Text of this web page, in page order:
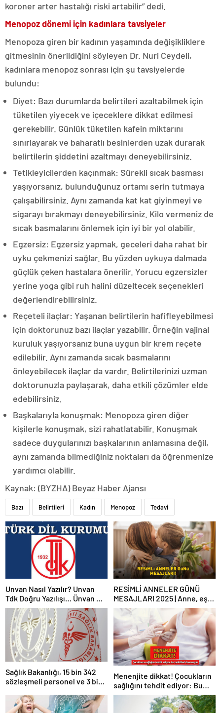
koroner arter hastalığı riski artabilir” dedi.
Menopoz dönemi için kadınlara tavsiyeler
Menopoza giren bir kadının yaşamında değişikliklere
gitmesinin önerildiğini söyleyen Dr. Nuri Ceydeli,
kadınlara menopoz sonrası için şu tavsiyelerde
bulundu:
Diyet: Bazı durumlarda belirtileri azaltabilmek için
tüketilen yiyecek ve içeceklere dikkat edilmesi
gerekebilir. Günlük tüketilen kafein miktarını
sınırlayarak ve baharatlı besinlerden uzak durarak
belirtilerin şiddetini azaltmayı deneyebilirsiniz.
Tetikleyicilerden kaçınmak: Sürekli sıcak basması
yaşıyorsanız, bulunduğunuz ortamı serin tutmaya
çalışabilirsiniz. Aynı zamanda kat kat giyinmeyi ve
sigarayı bırakmayı deneyebilirsiniz. Kilo vermeniz de
sıcak basmalarını önlemek için iyi bir yol olabilir.
Egzersiz: Egzersiz yapmak, geceleri daha rahat bir
uyku çekmenizi sağlar. Bu yüzden uykuya dalmada
güçlük çeken hastalara önerilir. Yorucu egzersizler
yerine yoga gibi ruh halini düzeltecek seçenekleri
değerlendirebilirsiniz.
Reçeteli ilaçlar: Yaşanan belirtilerin hafifleyebilmesi
için doktorunuz bazı ilaçlar yazabilir. Örneğin vajinal
kuruluk yaşıyorsanız buna uygun bir krem reçete
edilebilir. Aynı zamanda sıcak basmalarını
önleyebilecek ilaçlar da vardır. Belirtilerinizi uzman
doktorunuzla paylaşarak, daha etkili çözümler elde
edebilirsiniz.
Başkalarıyla konuşmak: Menopoza giren diğer
kişilerle konuşmak, sizi rahatlatabilir. Konuşmak
sadece duygularınızı başkalarının anlamasına değil,
aynı zamanda bilmediğiniz noktaları da öğrenmenize
yardımcı olabilir.
Kaynak: (BYZHA) Beyaz Haber Ajansı
Bazı Belirtileri Kadın Menopoz Tedavi
Unvan Nasıl Yazılır? Unvan
Tdk Doğru Yazılışı… Ünvan Mi
Unvan Mı?
RESİMLİ ANNELER GÜNÜ
MESAJLARI 2025 | Anne, eş
ve kayınvalideye özel
WhatsApp ve Instagram’da
paylaşabileceğiniz en güzel
Anneler Günü mesajları
Sağlık Bakanlığı, 15 bin 342
sözleşmeli personel ve 3 bin
Menenjite dikkat! Çocukların
sağlığını tehdit ediyor: Bu
belirtileri önemseyin